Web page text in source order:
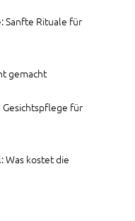
Sanfte Rituale für
gemacht
Gesichtspflege für
Was kostet die